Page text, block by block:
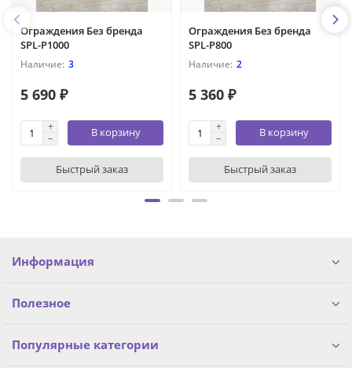
Ограждения Без бренда
SPL-P1000
3
5 690 ₽
В корзину
Быстрый заказ
Ограждения Без бренда
SPL-P800
2
5 360 ₽
В корзину
Быстрый заказ
Информация
Полезное
Популярные категории